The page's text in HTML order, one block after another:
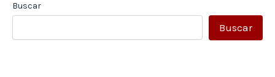
Buscar
Buscar